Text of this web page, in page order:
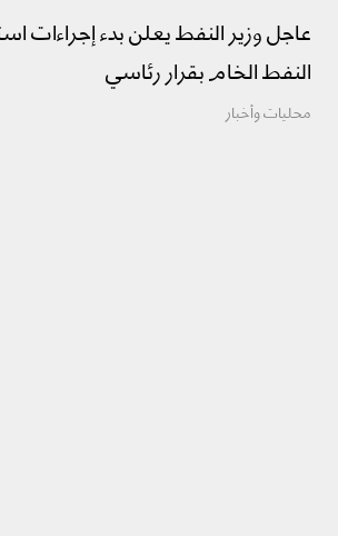
عاجل وزير النفط يعلن بدء إجراءات
النفط الخام بقرار رئاسي
محليات وأخبار